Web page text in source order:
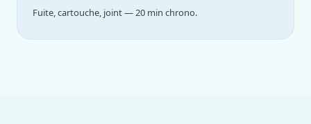
Fuite, cartouche, joint — 20 min chrono.